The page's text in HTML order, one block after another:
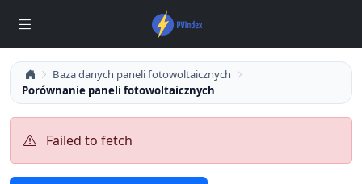
Baza danych paneli fotowoltaicznych
Porównanie paneli fotowoltaicznych
Failed to fetch